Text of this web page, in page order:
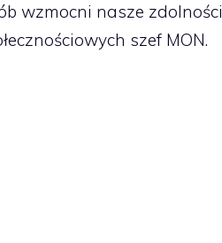
wzmocni nasze zdolności
szef MON.